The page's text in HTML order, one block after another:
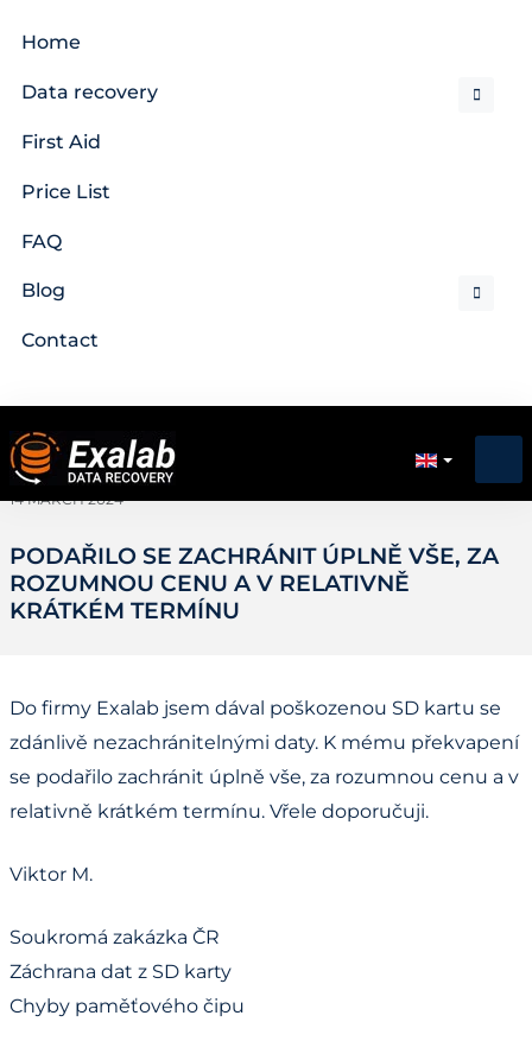
Home
Data recovery
First Aid
Price List
FAQ
Blog
Contact
14 MARCH 2024
PODAŘILO SE ZACHRÁNIT ÚPLNĚ VŠE, ZA
ROZUMNOU CENU A V RELATIVNĚ
KRÁTKÉM TERMÍNU
Do firmy Exalab jsem dával poškozenou SD kartu se
zdánlivě nezachránitelnými daty. K mému překvapení
se podařilo zachránit úplně vše, za rozumnou cenu a v
relativně krátkém termínu. Vřele doporučuji.
Viktor M.
Soukromá zakázka ČR
Záchrana dat z SD karty
Chyby paměťového čipu